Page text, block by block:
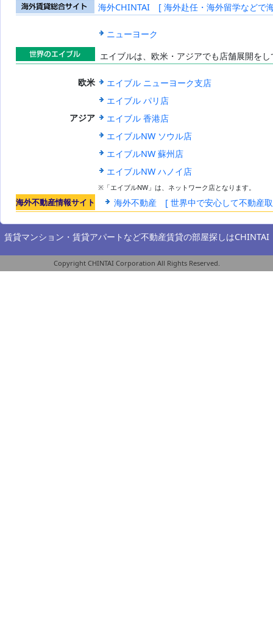
海外賃貸総合
海外CHINTAI [ 海外赴任・海外留学などで
ニューヨーク
エイブルは、欧米・アジアでも店舗展開を
欧米
エイブル ニューヨーク支店
エイブル パリ店
アジア
エイブル 香港店
エイブルNW ソウル店
エイブルNW 蘇州店
エイブルNW ハノイ店
※「エイブルNW」は、ネットワーク店となります。
海外不動産情報サイト 海外不動産 [ 世界中で安心して不動産
賃貸マンション・賃貸アパートなど不動産賃貸の部屋探しはCHINTAI
Copyright CHINTAI Corporation All Rights Reserved.